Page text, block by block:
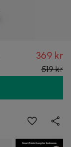
369 kr
519 kr